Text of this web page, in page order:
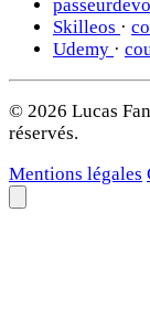
Skilleos ·
Udemy ·
© 2026 Lucas
réservés.
Mentions légales